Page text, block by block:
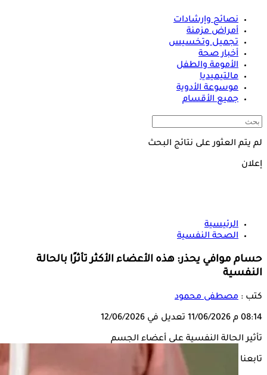
نصائح وإرشادات
أمراض مزمنة
تجميل وتخسيس
أخبار صحة
الأمومة والطفل
مالتيميديا
موسوعة الأدوية
جميع الأقسام
لم يتم العثور على نتائج البحث
إعلان
الرئيسية
الصحة النفسية
حسام موافي يحذر: هذه الأعضاء الأكثر تأثرًا بالحالة
النفسية
كتب : مصطفى محمود
08:14 م 11/06/2026 تعديل في 12/06/2026
تأثير الحالة النفسية على أعضاء الجسم
تابعنا على